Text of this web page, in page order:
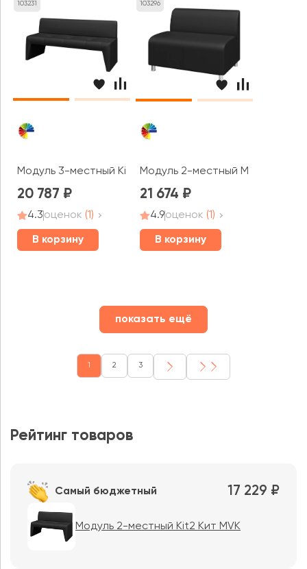
103231
Модуль 3-местный Kit3 Кит MVK
20 787
4.3оценок (1)
В корзину
103296
Модуль 2-местный Mix2 Микс
21 674
4.9оценок (1)
В корзину
показать ещё
1 2 3
Рейтинг товаров
Самый бюджетный 17 229 ₽
Модуль 2-местный Kit2 Кит MVK